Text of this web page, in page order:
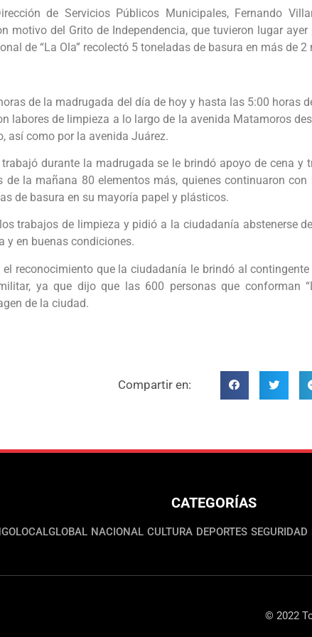
de Servicios Públicos Municipales, Fernando
motivo del Grito de Independencia, que tuvieron lugar ayer
de “La Ola” recolectó 5 toneladas de basura en más de 2
de la madrugada del día de hoy y hasta las 5:00 horas
labores de limpieza a lo largo de la avenida Matamoros
así como por la avenida Juárez.
durante la madrugada se le brindó apoyo de cena y
la mañana 80 elementos más, quienes continuaron con
de basura en su mayoría papel y plásticos.
trabajos de limpieza y pidió a la ciudadanía abstenerse
y en buenas condiciones.
el reconocimiento que la ciudadanía le brindó al
ya que dijo que las 600 personas que conforman
de la ciudad.
Compartir en:
CATEGORÍAS
LOCALGLOBAL NACIONAL CULTURA DEPORTES SEGURIDAD
© 2022